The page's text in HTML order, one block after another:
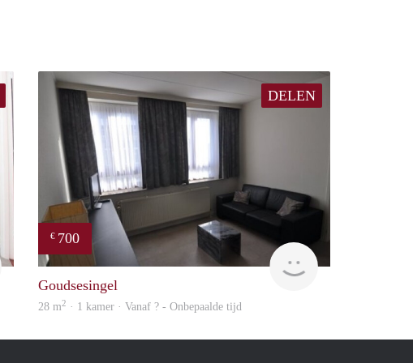
DELEN
€ 700
Goudsesingel
28 m2 · 1 kamer · Vanaf ? - Onbepaalde tijd